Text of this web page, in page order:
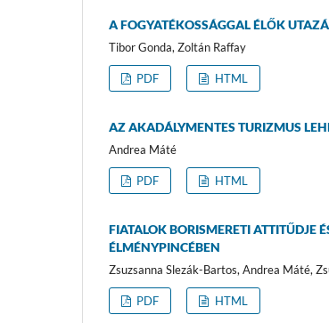
A FOGYATÉKOSSÁGGAL ÉLŐK
Tibor Gonda, Zoltán Raffay
PDF HTML
AZ AKADÁLYMENTES TURIZMUS
Andrea Máté
PDF HTML
FIATALOK BORISMERETI ATTITŰDJE
ÉLMÉNYPINCÉBEN
Zsuzsanna Slezák-Bartos, Andrea Máté,
PDF HTML